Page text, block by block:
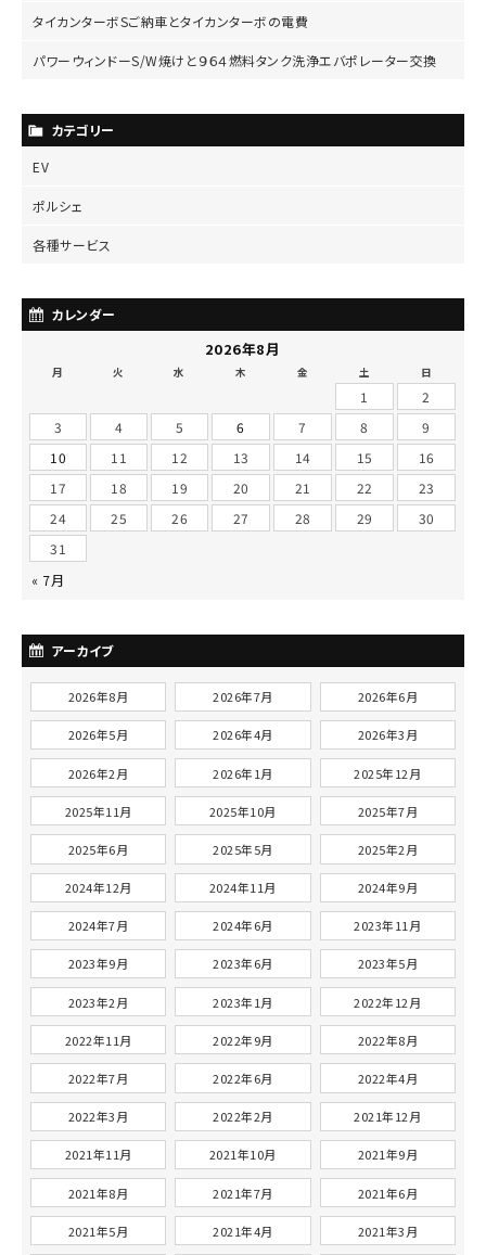
タイカンターボSご納車とタイカンターボの電費
パワーウィンドーS/W焼けと９６４燃料タンク洗浄エバポレーター交換
カテゴリー
EV
ポルシェ
各種サービス
カレンダー
2026年8月
月 火 水 木 金 土 日
1
2
3
4 5 6 7 8
9
10
11 12 13 14 15
16
17
18 19 20 21 22
23
24
25 26 27 28 29
30
31
« 7月
アーカイブ
2026年8月 2026年7月 2026年6月
2026年5月 2026年4月 2026年3月
2026年2月 2026年1月 2025年12月
2025年11月 2025年10月 2025年7月
2025年6月 2025年5月 2025年2月
2024年12月 2024年11月 2024年9月
2024年7月 2024年6月 2023年11月
2023年9月 2023年6月 2023年5月
2023年2月 2023年1月 2022年12月
2022年11月 2022年9月 2022年8月
2022年7月 2022年6月 2022年4月
2022年3月 2022年2月 2021年12月
2021年11月 2021年10月 2021年9月
2021年8月 2021年7月 2021年6月
2021年5月 2021年4月 2021年3月